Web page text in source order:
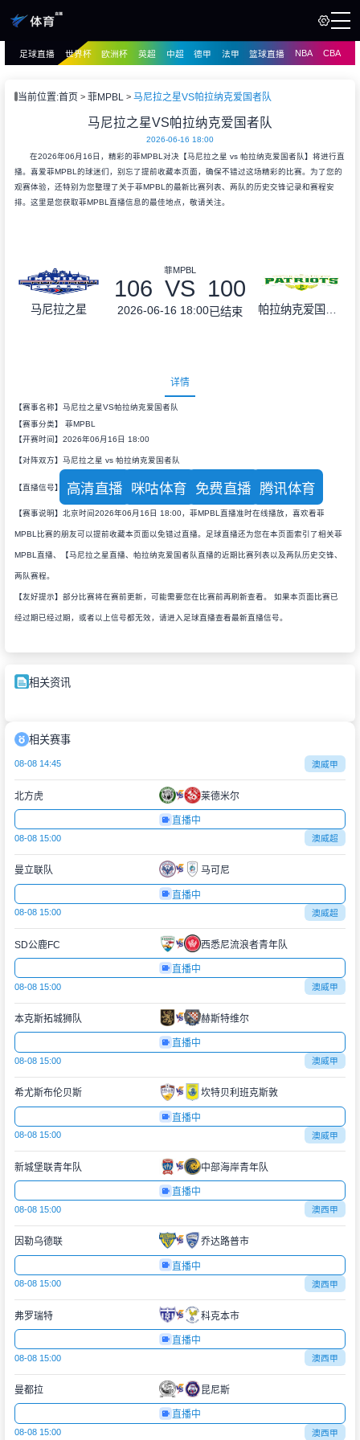
播
足球直播 世界杯 欧洲杯 英超 中超 德甲 法甲 篮球直播 NBA CBA
当前位置:首页 菲MPBL 马尼拉之星VS帕拉纳克爱国者队
马尼拉之星VS帕拉纳克爱国者队
2026-06-16 18:00
在2026年06月16日，精彩的菲MPBL对决【马尼拉之星 vs 帕拉纳克爱国者队】将进行直
播。喜爱菲MPBL的球迷们，别忘了提前收藏本页面，确保不错过这场精彩的比赛。为了您的
观赛体验，还特别为您整理了关于菲MPBL的最新比赛列表、两队的历史交锋记录和赛程安
排。这里是您获取菲MPBL直播信息的最佳地点，敬请关注。
马尼拉之星
菲MPBL
106 VS 100
2026-06-16 18:00已结束 帕拉纳克爱国者队
详情
【赛事名称】马尼拉之星VS帕拉纳克爱国者队
【赛事分类】 菲MPBL
【开赛时间】2026年06月16日 18:00
【对阵双方】马尼拉之星 vs 帕拉纳克爱国者队
【直播信号】 高清直播 咪咕体育 免费直播 腾讯体育
【赛事说明】北京时间2026年06月16日 18:00，菲MPBL直播准时在线播放，喜欢看菲
MPBL比赛的朋友可以提前收藏本页面以免错过直播。足球直播还为您在本页面索引了相关菲
MPBL直播、【马尼拉之星直播、帕拉纳克爱国者队直播的近期比赛列表以及两队历史交锋、
两队赛程。
【友好提示】部分比赛将在赛前更新，可能需要您在比赛前再刷新查看。 如果本页面比赛已
经过期已经过期，或者以上信号都无效，请进入足球直播查看最新直播信号。
相关资讯
相关赛事
08-08 14:45 澳威甲
北方虎 莱德米尔
直播中
08-08 15:00 澳威超
曼立联队 马可尼
直播中
08-08 15:00 澳威超
SD公鹿FC 西悉尼流浪者青年队
直播中
08-08 15:00 澳威甲
本克斯拓城狮队 赫斯特维尔
直播中
08-08 15:00 澳威甲
希尤斯布伦贝斯 坎特贝利班克斯敦
直播中
08-08 15:00 澳威甲
新城堡联青年队 中部海岸青年队
直播中
08-08 15:00 澳西甲
因勒乌德联 乔达路普市
直播中
08-08 15:00 澳西甲
弗罗瑞特 科克本市
直播中
08-08 15:00 澳西甲
曼都拉 昆尼斯
直播中
08-08 15:00 澳西甲